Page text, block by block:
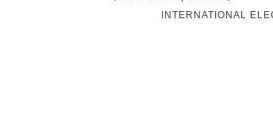
INTERNATIONAL